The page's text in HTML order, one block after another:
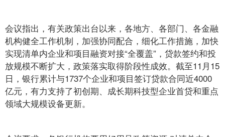
会议指出，有关政策出台以来，各地方、各部门、各金融
机构健全工作机制，加强协同配合，细化工作措施，加快
实现清单内企业和项目融资对接“全覆盖”，贷款签约和投
放规模不断扩大，政策落实取得阶段性成效。截至11月15
日，银行累计与1737个企业和项目签订贷款合同近4000
亿元，有力支持了初创期、成长期科技型企业首贷和重点
领域大规模设备更新。